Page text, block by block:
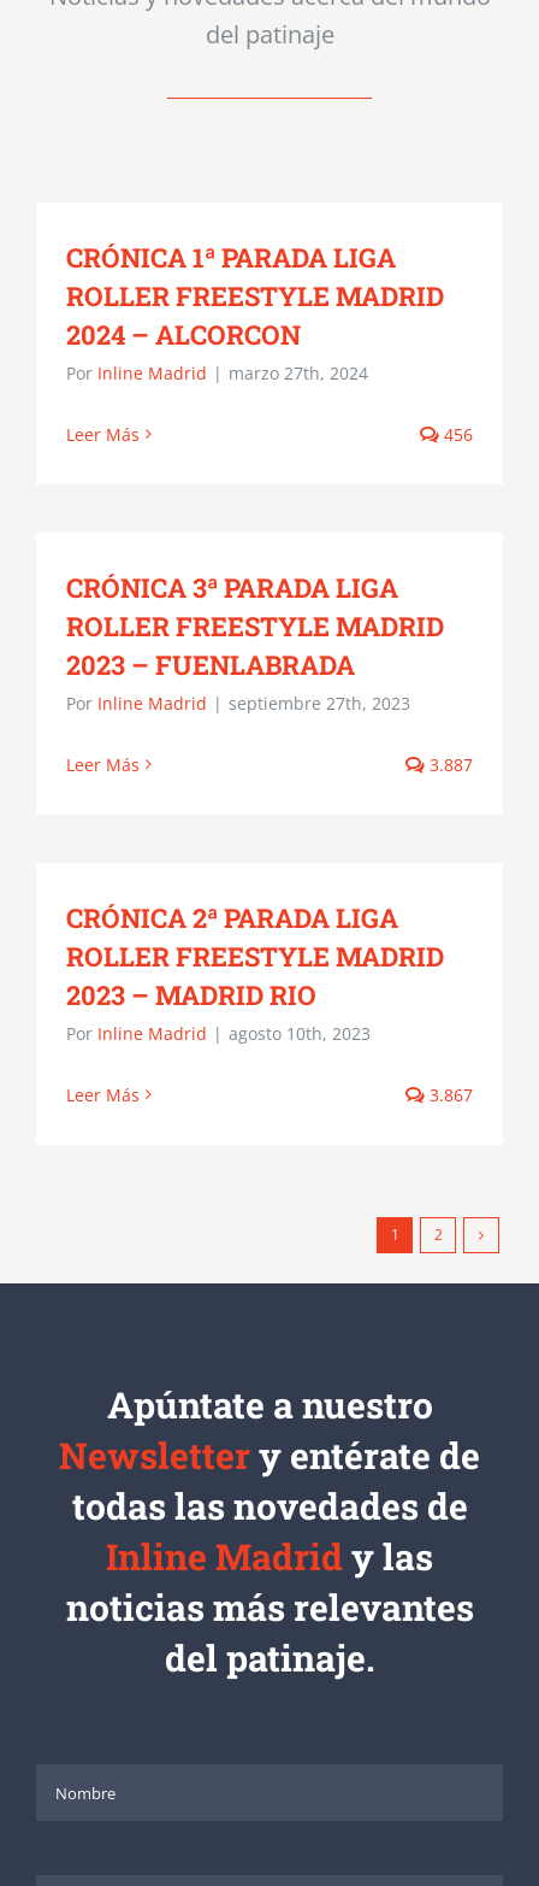
del patinaje
CRÓNICA 1ª PARADA LIGA
ROLLER FREESTYLE MADRID
2024 – ALCORCON
Por Inline Madrid | marzo 27th, 2024
Leer Más 456
CRÓNICA 3ª PARADA LIGA
ROLLER FREESTYLE MADRID
2023 – FUENLABRADA
Por Inline Madrid | septiembre 27th, 2023
Leer Más 3.887
CRÓNICA 2ª PARADA LIGA
ROLLER FREESTYLE MADRID
2023 – MADRID RIO
Por Inline Madrid | agosto 10th, 2023
Leer Más 3.867
1 2
Apúntate a nuestro
Newslettery entérate de
todas las novedades de
Inline Madridy las
noticias más relevantes
del patinaje.